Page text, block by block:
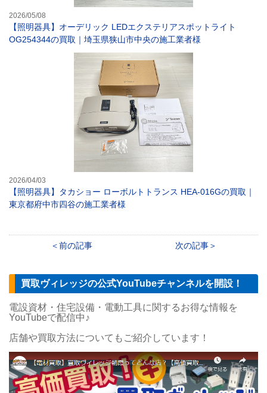
2026/05/08
【照明器具】オーデリック LEDエクステリアスポットライト
OG254344の買取｜埼玉県狭山市中央の施工業者様
2026/04/03
【照明器具】タカショー ローボルトトランス HEA-016Gの買取｜
東京都府中市四谷の施工業者様
前の記事 次の記事
買取ヴィレッジの公式YouTubeチャンネルを開設！
電設資材・住宅設備・電動工具に関するお得な情報を
YouTubeで配信中♪
店舗や買取方法についてもご紹介しています！